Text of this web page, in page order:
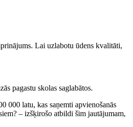
Lai uzlabotu ūdens kvalitāti,
pagastu skolas saglabātos.
000 latu, kas saņemti apvienošanās
– izšķirošo atbildi šim jautājumam,